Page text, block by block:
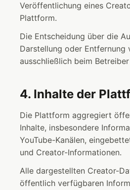
Veröffentlichung eines
Plattform.
Die Entscheidung über die
Darstellung oder Entfernung
ausschließlich beim
4. Inhalte der
Die Plattform aggregiert
Inhalte, insbesondere
YouTube-Kanälen,
und Creator-Informationen.
Alle dargestellten Creator-
öffentlich verfügbaren